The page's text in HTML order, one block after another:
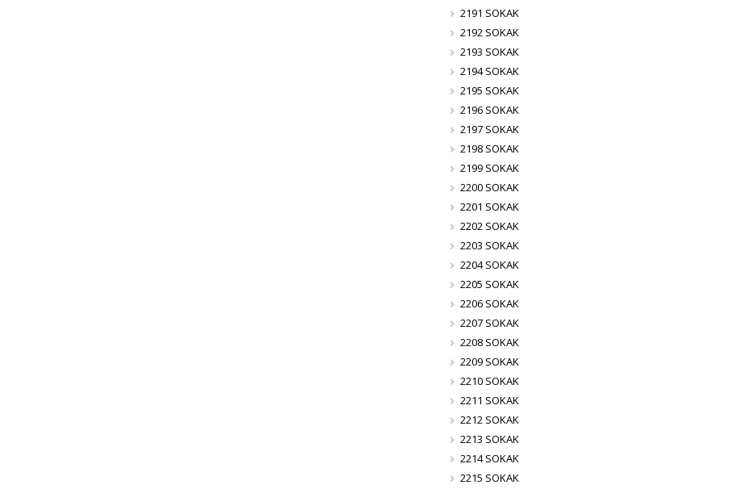
2191 SOKAK
2192 SOKAK
2193 SOKAK
2194 SOKAK
2195 SOKAK
2196 SOKAK
2197 SOKAK
2198 SOKAK
2199 SOKAK
2200 SOKAK
2201 SOKAK
2202 SOKAK
2203 SOKAK
2204 SOKAK
2205 SOKAK
2206 SOKAK
2207 SOKAK
2208 SOKAK
2209 SOKAK
2210 SOKAK
2211 SOKAK
2212 SOKAK
2213 SOKAK
2214 SOKAK
2215 SOKAK